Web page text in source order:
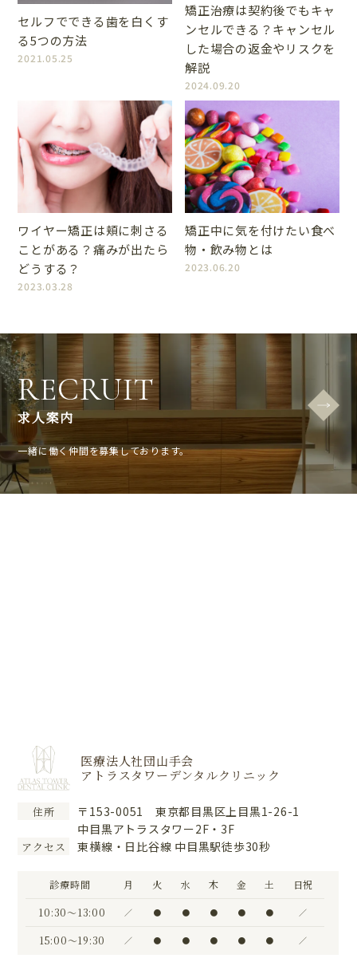
セルフでできる歯を白くす
る5つの方法
2021.05.25
矯正治療は契約後でもキャ
ンセルできる？キャンセル
した場合の返金やリスクを
解説
2024.09.20
ワイヤー矯正は頬に刺さる
ことがある？痛みが出たら
どうする？
2023.03.28
矯正中に気を付けたい食べ
物・飲み物とは
2023.06.20
RECRUIT
求人案内
一緒に働く仲間を募集しております。
医療法人社団山手会
アトラスタワーデンタルクリニック
住所
〒153-0051 東京都目黒区上目黒1-26-1
中目黒アトラスタワー2F・3F
アクセス 東横線・日比谷線 中目黒駅徒歩30秒
診療時間 月 火 水 木 金 土 日祝
10:30〜13:00 ／ ● ● ● ● ● ／
15:00〜19:30 ／ ● ● ● ● ● ／